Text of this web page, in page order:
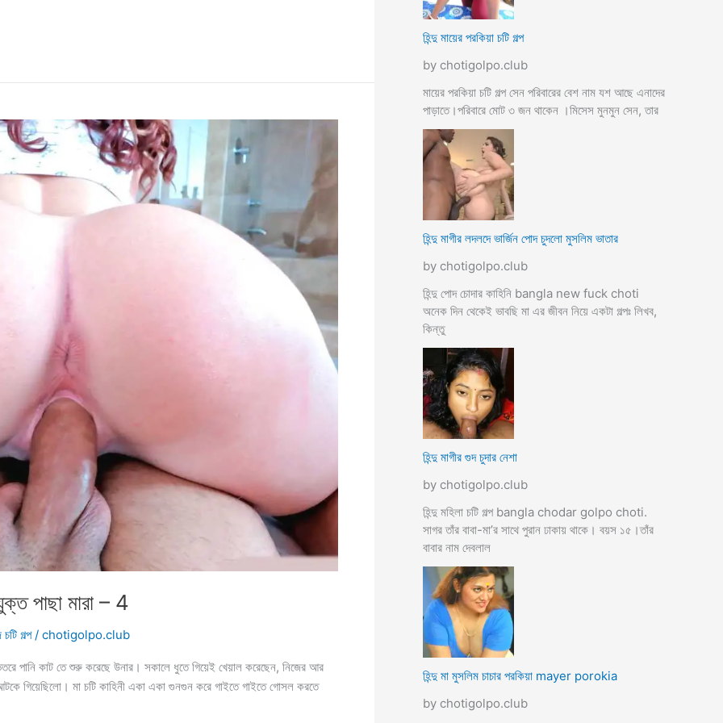
পাছা মারা – 4
গল্প/ chotigolpo.club
কাট তে শুরু করেছে উনার। সকালে ধুতে গিয়েই খেয়াল করেছেন, নিজের আর
গিয়েছিলো। মা চটি কাহিনী একা একা গুনগুন করে গাইতে গাইতে গোসল করতে
হিন্দু মায়ের পরকিয়া চটি গল্প
by chotigolpo.club
মায়ের পরকিয়া চটি গল্প সেন পরিবারের বেশ নাম যশ আছে এনাদের
পাড়াতে।পরিবারে মোট ৩ জন থাকেন ।মিসেস মুনমুন সেন, তার
হিন্দু মাগীর লদলদে ভার্জিন পোদ চুদলো মুসলিম ভাতার
by chotigolpo.club
হিন্দু পোদ চোদার কাহিনি bangla new fuck choti
অনেক দিন থেকেই ভাবছি মা এর জীবন নিয়ে একটা গল্পঃ লিখব,
কিন্তু
হিন্দু মাগীর গুদ চুদার নেশা
by chotigolpo.club
হিন্দু মহিলা চটি গল্প bangla chodar golpo choti.
সাগর তাঁর বাবা-মা’র সাথে পুরান ঢাকায় থাকে। বয়স ১৫।তাঁর
বাবার নাম দেবলাল
হিন্দু মা মুসলিম চাচার পরকিয়া mayer porokia
by chotigolpo.club